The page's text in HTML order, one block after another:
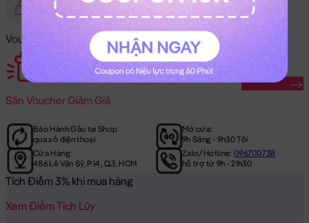
Gửi Tặng Hết Hàng
Voucher Mã Khuyến Mãi:
Săn Voucher Giảm Giá
Săn Ngay
Bảo Hành Gấu tại Shop
qua số điện thoại
Mở cửa:
9h Sáng - 9h30 Tối
Cửa Hàng:
486 Lê Văn Sỹ, P.14, Q.3, HCM
Zalo/Hotline:0967110738
hỗ trợ từ 9h - 21h30
Tích Điểm 3% khi mua hàng
Xem Điểm Tích Lũy